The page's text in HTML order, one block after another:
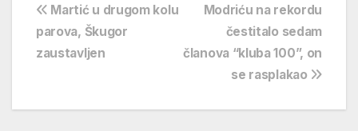
Navigacija
objava
Modriću na rekordu
čestitalo sedam
članova “kluba 100”, on
se rasplakao
Martić u drugom kolu
parova, Škugor
zaustavljen